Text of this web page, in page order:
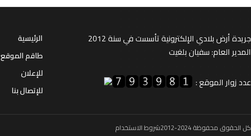
جريدة أرض بلادي الإلكترونية تأسست في سنة 2012
المدير العام: سفيان بلغيت
عدد زوار الموقع :
الرئيسية
طاقم الموقع
للإعلان
للإتصال بنا
كل الحقوق محفوظة 2024-2012
شروط الاستخدام